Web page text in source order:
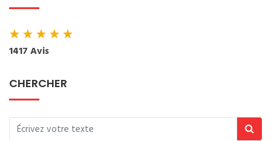
★★★★★
1417 Avis
CHERCHER